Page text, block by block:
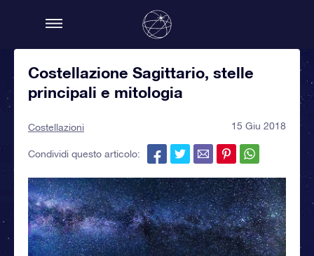
Costellazione Sagittario, stelle
principali e mitologia
Costellazioni 15 Giu 2018
Condividi questo articolo: